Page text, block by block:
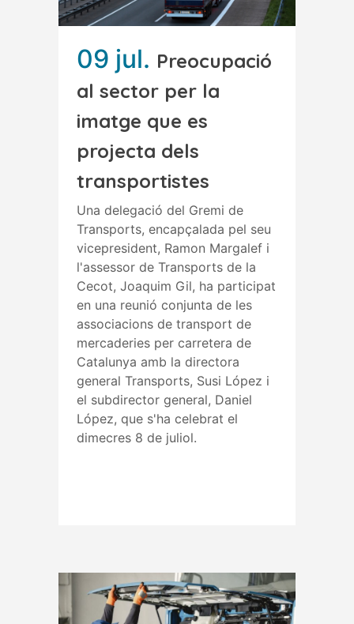
09 jul. Preocupació
al sector per la
imatge que es
projecta dels
transportistes
Una delegació del Gremi de
Transports, encapçalada pel seu
vicepresident, Ramon Margalef i
l'assessor de Transports de la
Cecot, Joaquim Gil, ha participat
en una reunió conjunta de les
associacions de transport de
mercaderies per carretera de
Catalunya amb la directora
general Transports, Susi López i
el subdirector general, Daniel
López, que s'ha celebrat el
dimecres 8 de juliol.